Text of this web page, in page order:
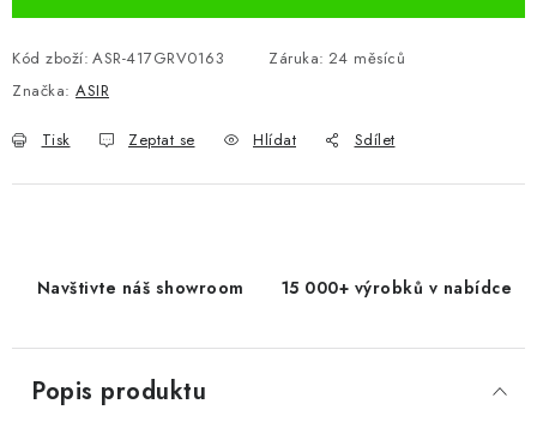
Kód zboží: ASR-417GRV0163 Záruka: 24 měsíců
Značka: ASIR
Tisk Zeptat se Hlídat Sdílet
Navštivte náš showroom 15 000+ výrobků v nabídce
Popis produktu